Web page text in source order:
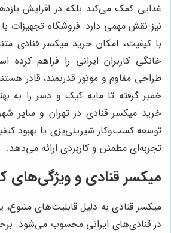
غذایی کمک می‌کند بلکه در افزایش
نیز نقش مهمی دارد. فروشگاه تجهیزات
با کیفیت، امکان خرید میکسر قنادی
خانگی کاربران ایرانی را فراهم کرده
طراحی مقاوم و موتور قدرتمند، قادر
خمیر گرفته تا مایه کیک و دسر را به
خرید میکسر قنادی در تهران و سایر
توسعه کسب‌وکار شیرینی‌پزی یا بهبود
تجربه‌ای مطمئن و کاربردی ارائه می‌دهد.
میکسر قنادی و ویژگی‌های
میکسر قنادی به دلیل قابلیت‌های متنوع،
در قنادی‌های ایرانی محسوب می‌شود.